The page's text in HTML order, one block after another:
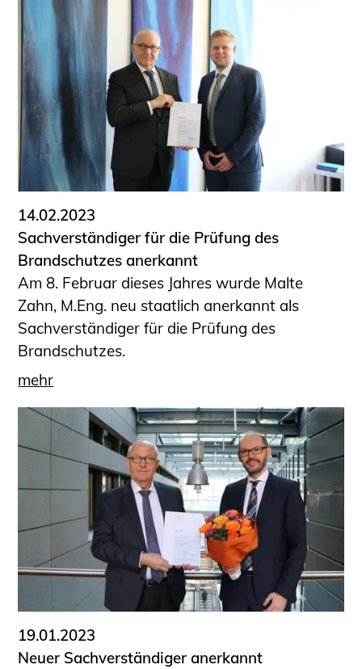
14.02.2023
Sachverständiger für die Prüfung des
Brandschutzes anerkannt
Am 8. Februar dieses Jahres wurde Malte
Zahn, M.Eng. neu staatlich anerkannt als
Sachverständiger für die Prüfung des
Brandschutzes.
mehr
19.01.2023
Neuer Sachverständiger anerkannt